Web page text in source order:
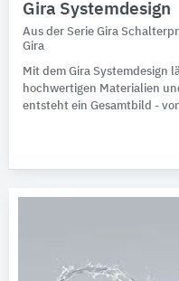
Gira Systemdesign
Aus der Serie Gira
Gira
Mit dem Gira Systemdesign
hochwertigen Materialien
entsteht ein Gesamtbild -